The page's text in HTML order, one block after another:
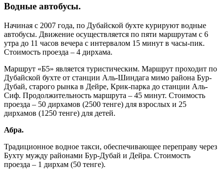
Водные автобусы.
Начиная с 2007 года, по Дубайской бухте курируют водные
автобусы. Движение осуществляется по пяти маршрутам с 6
утра до 11 часов вечера с интервалом 15 минут в часы-пик.
Стоимость проезда – 4 дирхама.
Маршрут «Б5» является туристическим. Маршрут проходит по
Дубайской бухте от станции Аль-Шиндага мимо района Бур-
Дубай, старого рынка в Дейре, Крик-парка до станции Аль-
Сиф. Продолжительность маршрута – 45 минут. Стоимость
проезда – 50 дирхамов (2500 тенге) для взрослых и 25
дирхамов (1250 тенге) для детей.
Абра.
Традиционное водное такси, обеспечивающее переправу через
Бухту мужду районами Бур-Дубай и Дейра. Стоимость
проезда – 1 дирхам (50 тенге).